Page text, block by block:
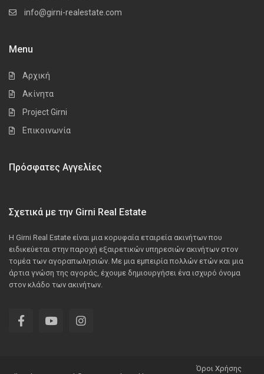
info@girni-realestate.com
Menu
Αρχική
Ακίνητα
Project Girni
Επικοινωνία
Πρόσφατες Αγγελίες
Σχετικά με την Girni Real Estate
Η Girni Real Estate είναι μια κορυφαία εταιρεία ακινήτων που
ειδικεύεται στην παροχή εξαιρετικών υπηρεσιών ακινήτων στον
τομέα των αγοραπωλησιών. Με μια εμπειρία πολλών ετών και μια
άρτια γνώση της αγοράς, έχουμε δημιουργήσει ένα ισχυρό όνομα
στον κλάδο των ακινήτων.
Όροι Χρήσης